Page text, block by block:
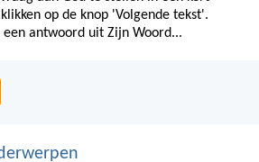
op de knop 'Volgende tekst'.
antwoord uit Zijn Woord...